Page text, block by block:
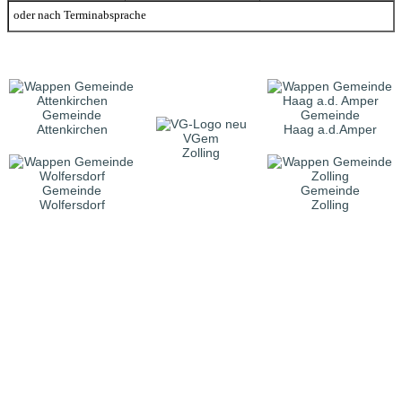
oder nach Terminabsprache
Gemeinde
Attenkirchen
VGem
Zolling
Gemeinde
Haag a.d.Amper
Gemeinde
Wolfersdorf
Gemeinde
Zolling